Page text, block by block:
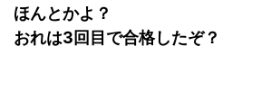
ほんとかよ？
おれは3回目で合格したぞ？